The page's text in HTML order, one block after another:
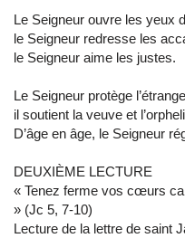
Le Seigneur ouvre les yeux
le Seigneur redresse les
le Seigneur aime les justes.
Le Seigneur protège
il soutient la veuve et
D’âge en âge, le Seigneur
DEUXIÈME LECTURE
« Tenez ferme vos cœurs
» (Jc 5, 7-10)
Lecture de la lettre de saint